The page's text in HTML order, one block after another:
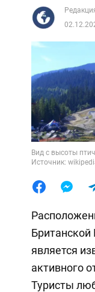
Вид с высоты
Источник:
Британской
является
активного
Туристы